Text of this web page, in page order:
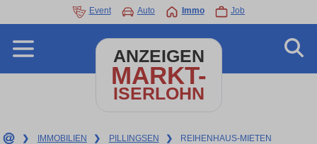
Event Auto Immo Job
ANZEIGEN
MARKT-
ISERLOHN
❯ IMMOBILIEN ❯ PILLINGSEN ❯ REIHENHAUS-MIETEN